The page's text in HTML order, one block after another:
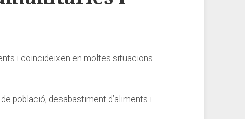
i coincideixen​ en moltes situacions.
⁢població, desabastiment d’aliments i